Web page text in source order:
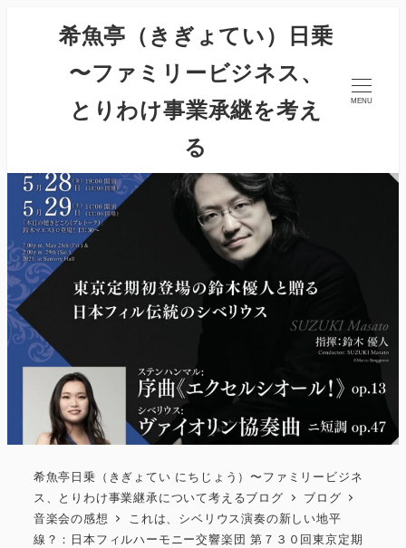
希魚亭（きぎょてい）日乗
〜ファミリービジネス、
とりわけ事業承継を考え
る
MENU
希魚亭日乗（きぎょてい にちじょう）〜ファミリービジネ
ス、とりわけ事業継承について考えるブログ
ブログ
音楽会の感想
これは、シベリウス演奏の新しい地平
線？：日本フィルハーモニー交響楽団 第７３０回東京定期